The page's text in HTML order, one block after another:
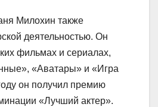
Милохин также
деятельностью. Он
фильмах и сериалах,
«Аватары» и «Игра
он получил премию
«Лучший актер».